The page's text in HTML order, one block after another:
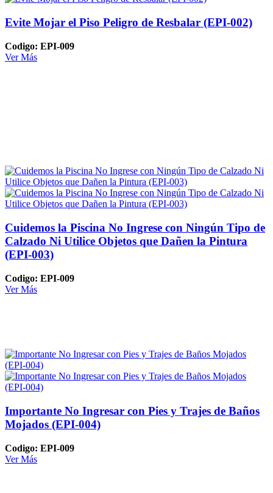
Evite Mojar el Piso Peligro de Resbalar (EPI-002)
Codigo: EPI-009
Ver Más
Cuidemos la Piscina No Ingrese con Ningún Tipo de
Calzado Ni Utilice Objetos que Dañen la Pintura
(EPI-003)
Codigo: EPI-009
Ver Más
Importante No Ingresar con Pies y Trajes de Baños
Mojados (EPI-004)
Codigo: EPI-009
Ver Más